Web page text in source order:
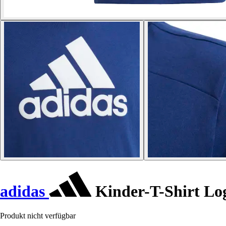
adidas Kinder-T-Shirt
Produkt nicht verfügbar